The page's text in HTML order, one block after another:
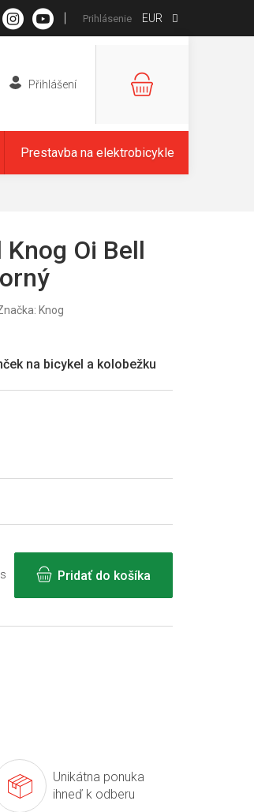
EUR
Prihlásenie
NÁKUPNÝ
Prestavba na elektrobicykle
na bicykel a kolobežku
Oi Bell
Knog
Pridať do košíka
Unikátna ponuka
ihneď k odberu